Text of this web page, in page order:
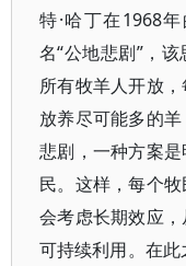
特·哈丁在1968
名“公地悲剧”，
所有牧羊人开放
放养尽可能多的
悲剧，一种方案
民。这样，每个
会考虑长期效应
可持续利用。在